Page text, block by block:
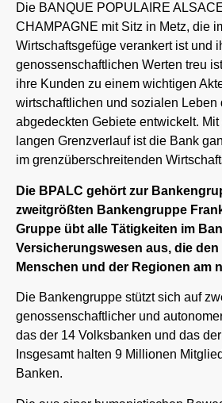
Die BANQUE POPULAIRE
CHAMPAGNE mit Sitz in Metz, die
Wirtschaftsgefüge verankert ist und
genossenschaftlichen Werten treu
ihre Kunden zu einem wichtigen
wirtschaftlichen und sozialen Leben
abgedeckten Gebiete entwickelt.
langen Grenzverlauf ist die Bank
im grenzüberschreitenden
Die BPALC gehört zur
zweitgrößten Bankengruppe
Gruppe übt alle Tätigkeiten im
Versicherungswesen aus, die
Menschen und der Regionen am
Die Bankengruppe stützt sich auf
genossenschaftlicher und
das der 14 Volksbanken und das
Insgesamt halten 9 Millionen
Banken.